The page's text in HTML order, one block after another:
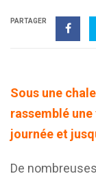
PARTAGER
Sous une
rassemblé
journée et
De